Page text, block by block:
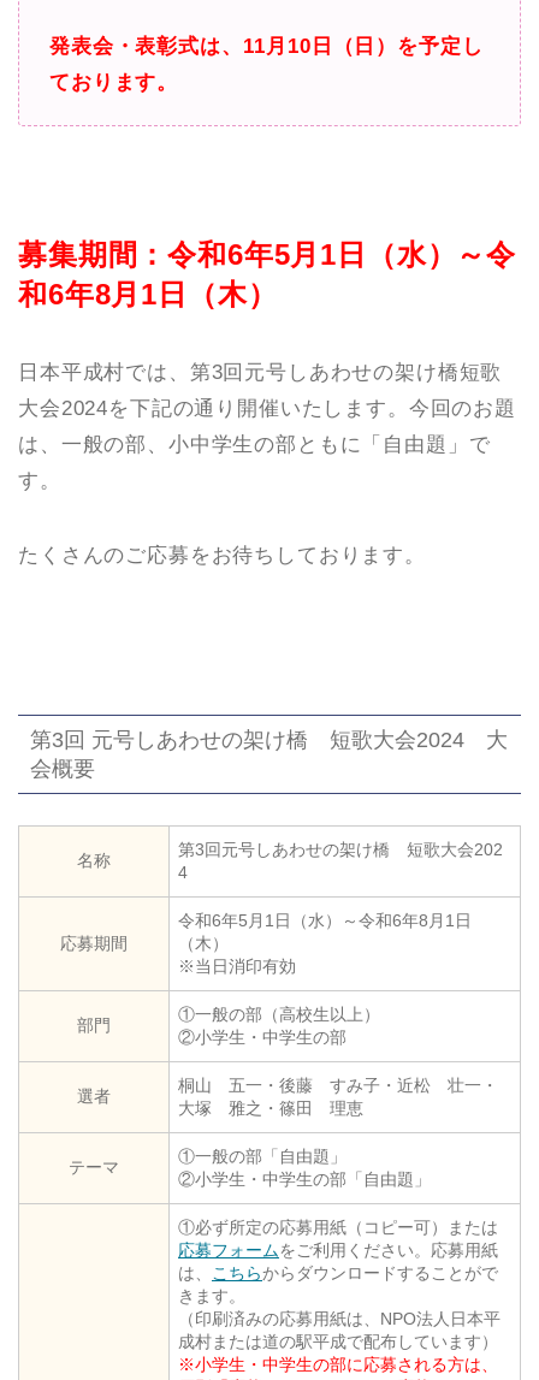
発表会・表彰式は、11月10日（日）を予定し
ております。
募集期間：令和6年5月1日（水）～令
和6年8月1日（木）
日本平成村では、第3回元号しあわせの架け橋短歌
大会2024を下記の通り開催いたします。今回のお題
は、一般の部、小中学生の部ともに「自由題」で
す。
たくさんのご応募をお待ちしております。
第3回 元号しあわせの架け橋 短歌大会2024 大
会概要
名称
第3回元号しあわせの架け橋 短歌大会202
4
応募期間
令和6年5月1日（水）～令和6年8月1日
（木）
※当日消印有効
部門
①一般の部（高校生以上）
②小学生・中学生の部
選者
桐山 五一・後藤 すみ子・近松 壮一・
大塚 雅之・篠田 理恵
テーマ
①一般の部「自由題」
②小学生・中学生の部「自由題」
①必ず所定の応募用紙（コピー可）または
応募フォームをご利用ください。応募用紙
は、
こちらからダウンロードすることがで
きます。
（印刷済みの応募用紙は、NPO法人日本平
成村または道の駅平成で配布しています）
※小学生・中学生の部に応募される方は、